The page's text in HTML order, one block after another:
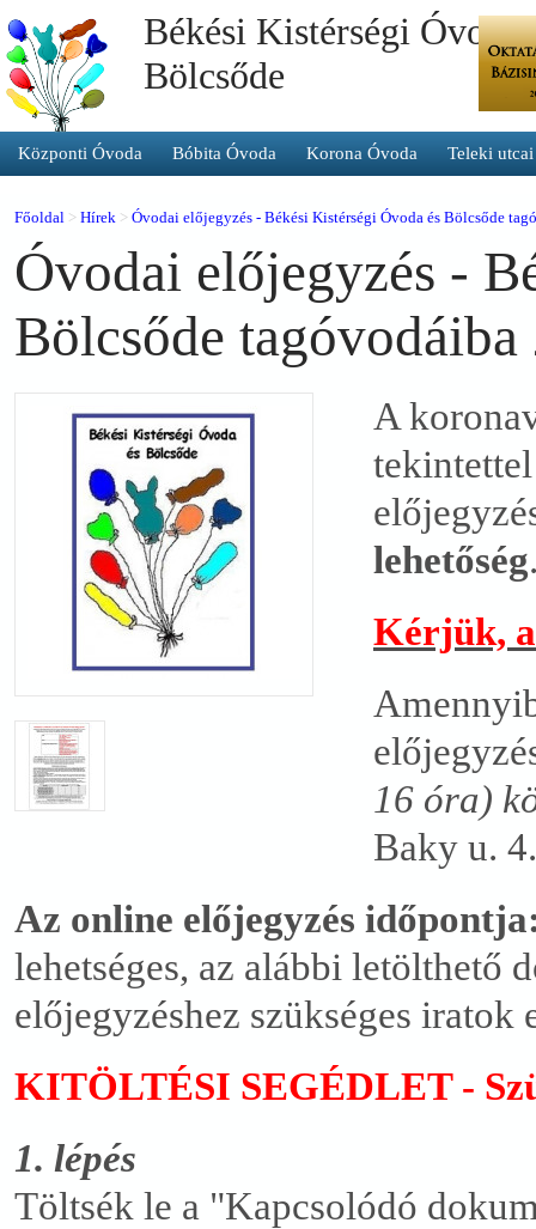
Békési Kistérségi Óvoda
Bölcsőde
Központi Óvoda Bóbita Óvoda Korona Óvoda Teleki
Főoldal > Hírek > Óvodai előjegyzés - Békési Kistérségi Óvoda és Bölcsőde
Óvodai előjegyzés -
Bölcsőde tagóvodáiba
A
lehetőség
Kérjük,
16 óra)
Baky u.
Az online előjegyzés idő
lehetséges, az alábbi letölthető
előjegyzéshez szükséges
KITÖLTÉSI SEGÉDLET -
1. lépés
Töltsék le a "Kapcsolódó